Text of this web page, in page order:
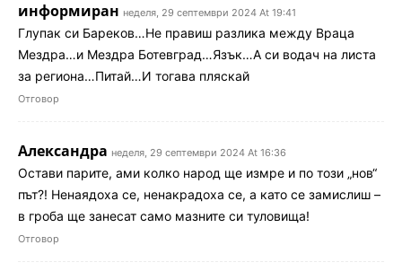
информиран неделя, 29 септември 2024 At 19:41
Глупак си Бареков…Не правиш разлика между Враца
Мездра…и Мездра Ботевград…Язък…А си водач на листа
за региона…Питай…И тогава пляскай
Отговор
Александра неделя, 29 септември 2024 At 16:36
Остави парите, ами колко народ ще измре и по този „нов“
път?! Ненаядоха се, ненакрадоха се, а като се замислиш –
в гроба ще занесат само мазните си туловища!
Отговор